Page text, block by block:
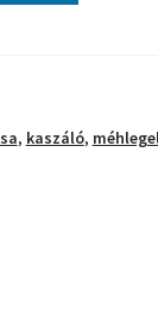
, kaszáló,